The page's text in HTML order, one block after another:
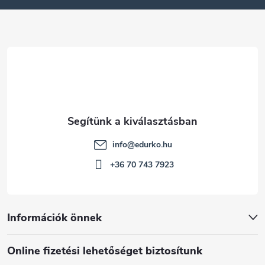
é
Információk önnek
Online fizetési lehetőséget biztosítunk
info@edurko.hu
+36 70 743 7923